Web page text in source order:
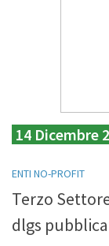
14 Dicembre
ENTI NO-PROFIT
Terzo
dlgs